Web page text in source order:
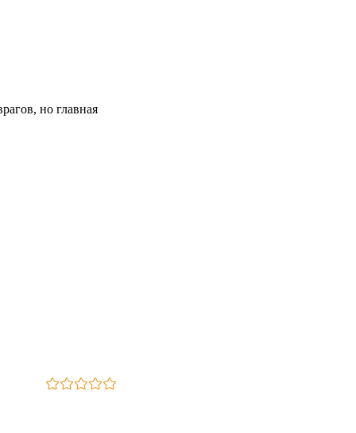
но главная